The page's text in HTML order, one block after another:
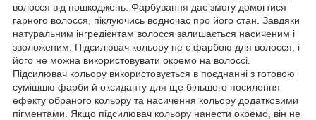
волосся від пошкоджень. Фарбування дає змогу домогтися
гарного волосся, піклуючись водночас про його стан. Завдяки
натуральним інгредієнтам волосся залишається насиченим і
зволоженим. Підсилювач кольору не є фарбою для волосся, і
його не можна використовувати окремо на волоссі.
Підсилювач кольору використовується в поєднанні з готовою
сумішшю фарби й оксиданту для ще більшого посилення
ефекту обраного кольору та насичення кольору додатковими
пігментами. Якщо підсилювач кольору нанести окремо, він не